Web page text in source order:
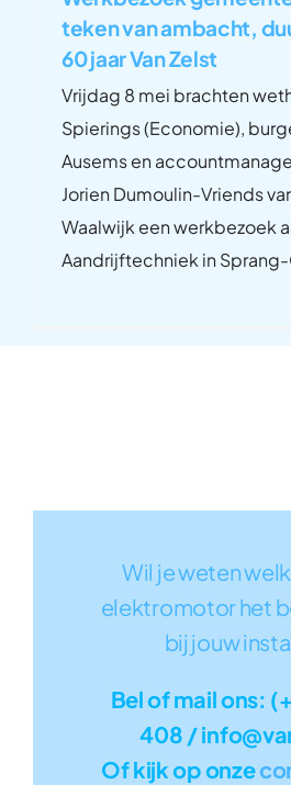
teken van ambacht,
60 jaar Van Zelst
Vrijdag 8 mei brachten
Spierings (Economie),
Ausems en
Jorien Dumoulin-Vriends
Waalwijk een werkbezoek
Aandrijftechniek in
Wil je weten
elektromotor het
bij jouw
Bel of mail ons:
408 /
Of kijk op onze